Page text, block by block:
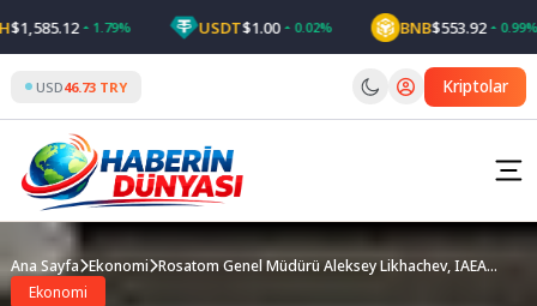
to
content
1.79% USDT$1.00 0.02% BNB$553.92 0.99%
USD46.73 TRY Kriptolar
Ana Sayfa Ekonomi Rosatom Genel Müdürü Aleksey Likhachev, IAEA
Ekonomi